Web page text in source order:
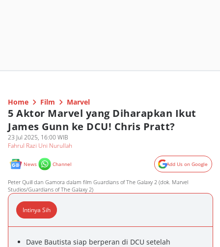
Home Film Marvel
5 Aktor Marvel yang Diharapkan Ikut
James Gunn ke DCU! Chris Pratt?
23 Jul 2025, 16:00 WIB
Fahrul Razi Uni Nurullah
News Channel Add Us on Google
Peter Quill dan Gamora dalam film Guardians of The Galaxy 2 (dok. Marvel
Studios/Guardians of The Galaxy 2)
Intinya Sih
Dave Bautista siap berperan di DCU setelah